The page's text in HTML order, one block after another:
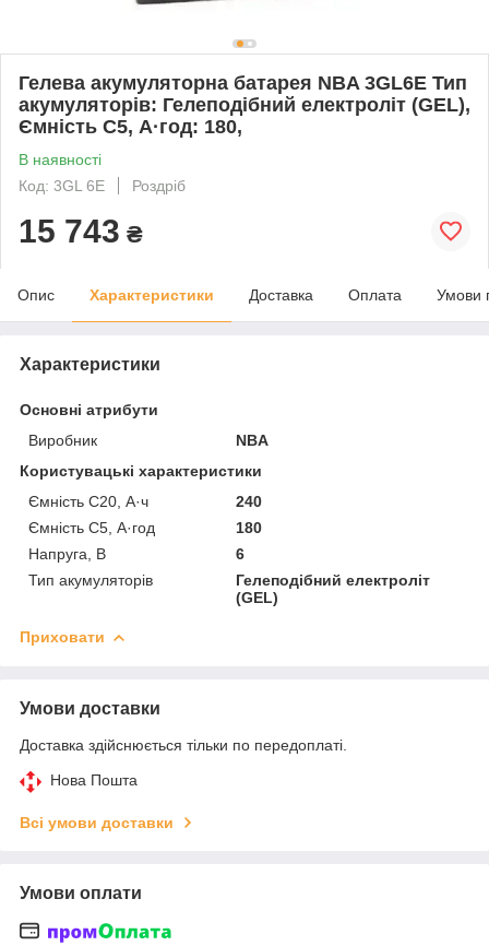
Гелева акумуляторна батарея NBA 3GL6E Тип
акумуляторів: Гелеподібний електроліт (GEL),
Ємність С5, А·год: 180,
В наявності
Код: 3GL 6E
Роздріб
15 743 ₴
Опис Характеристики Доставка Оплата Умови
Характеристики
Основні атрибути
Виробник
NBA
Користувацькі характеристики
Ємність С20, А·ч
240
Ємність С5, А·год
180
Напруга, В
6
Тип акумуляторів
Гелеподібний електроліт
(GEL)
Приховати
Умови доставки
Доставка здійснюється тільки по передоплаті.
Нова Пошта
Всі умови доставки
Умови оплати